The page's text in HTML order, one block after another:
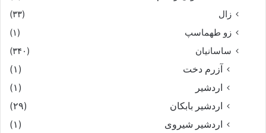
زال
(۳۳)
زو طهماسپ‏
(۱)
ساسانیان
(۳۴۰)
آزرم دخت
(۱)
اردشیر
(۱)
اردشیر بابکان
(۲۹)
اردشیر شیروی
(۱)